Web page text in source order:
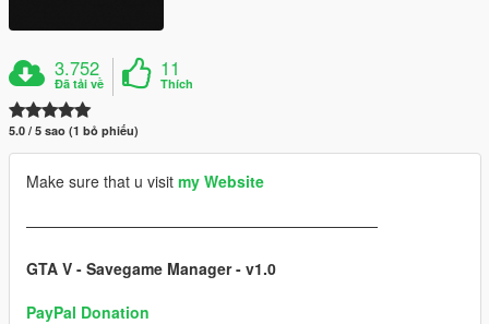
3.752
Đã tải về
11
Thích
5.0 / 5 sao (1 bỏ phiếu)
Make sure that u visit my Website
———————————————————————
GTA V - Savegame Manager - v1.0
PayPal Donation